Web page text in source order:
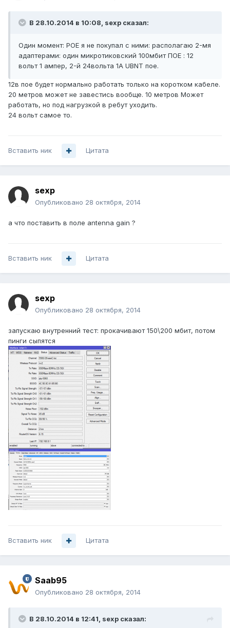
В 28.10.2014 в 10:08, sexp сказал:
Один момент: POE я не покупал с ними: располагаю 2-мя
адаптерами: один микротиковский 100мбит ПОЕ : 12
вольт 1 ампер, 2-й 24вольта 1А UBNT пое.
12в пое будет нормально работать только на коротком кабеле.
20 метров может не завестись вообще. 10 метров Может
работать, но под нагрузкой в ребут уходить.
24 вольт самое то.
Вставить ник Цитата
sexp
Опубликовано 28 октября, 2014
а что поставить в поле antenna gain ?
Вставить ник Цитата
sexp
Опубликовано 28 октября, 2014
запускаю внутренний тест: прокачивают 150\200 мбит, потом
пинги сыпятся
Вставить ник Цитата
Saab95
Опубликовано 28 октября, 2014
В 28.10.2014 в 12:41, sexp сказал: